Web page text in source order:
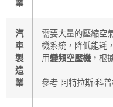
業
汽
車
製
造
業
需要大量的壓縮空
機系統，降低能耗
用變頻空壓機 ，根
參考 阿特拉斯·科